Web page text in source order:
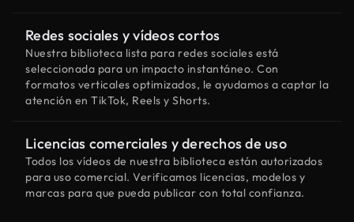
Redes sociales y vídeos cortos
Nuestra biblioteca lista para redes sociales está
seleccionada para un impacto instantáneo. Con
formatos verticales optimizados, le ayudamos a captar la
atención en TikTok, Reels y Shorts.
Licencias comerciales y derechos de uso
Todos los vídeos de nuestra biblioteca están autorizados
para uso comercial. Verificamos licencias, modelos y
marcas para que pueda publicar con total confianza.